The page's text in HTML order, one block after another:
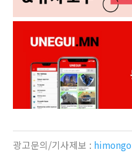
광고문의/기사제보 :